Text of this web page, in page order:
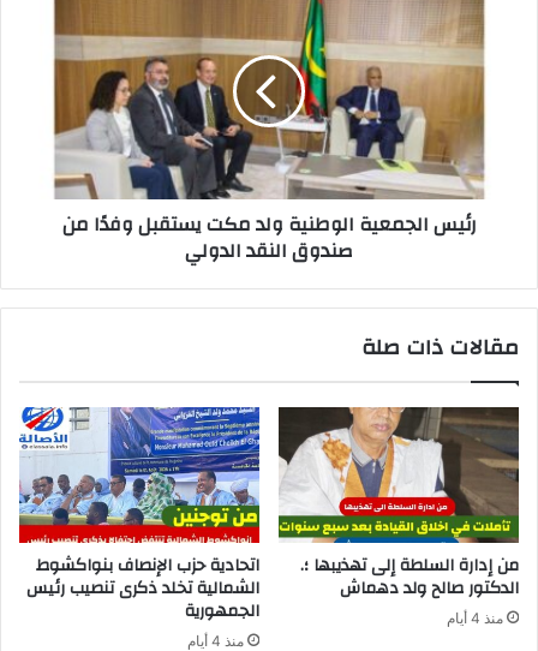
رئيس الجمعية الوطنية ولد مكت يستقبل وفدًا من
صندوق النقد الدولي
مقالات ذات صلة
من إدارة السلطة إلى تهذيبها ؛.
الدكتور صالح ولد دهماش
منذ 4 أيام
اتحادية حزب الإنصاف بنواكشوط
الشمالية تخلد ذكرى تنصيب رئيس
الجمهورية
منذ 4 أيام